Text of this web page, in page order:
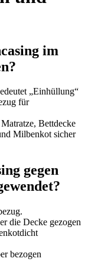
im
„Einhüllung“
für
Bettdecke
Milbenkot sicher
gegen
die Decke gezogen
bezogen